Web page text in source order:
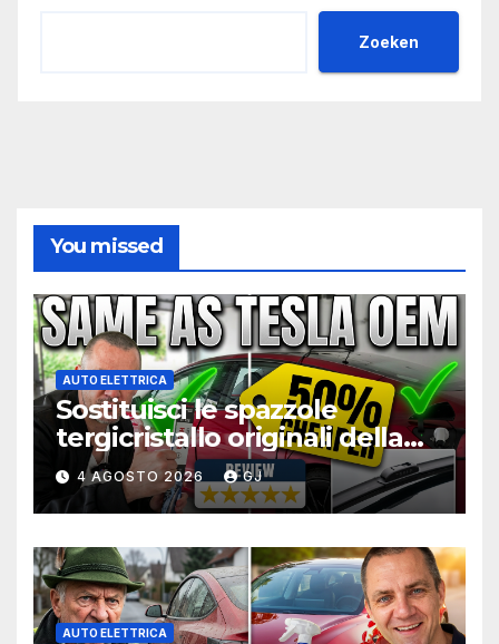
Zoeken
You missed
AUTO ELETTRICA
Sostituisci le spazzole
tergicristallo originali della
Tesla Model 3 a metà prezzo
4 AGOSTO 2026 GJ
AUTO ELETTRICA